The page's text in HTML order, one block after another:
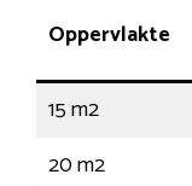
Oppervlakte
15 m2
20 m2